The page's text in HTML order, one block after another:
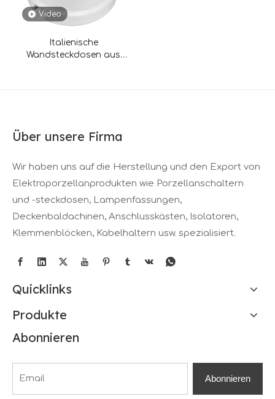
Video
Italienische
Wandsteckdosen aus
Über unsere Firma
Wir haben uns auf die Herstellung und den Export von
Elektroporzellanprodukten wie Porzellanschaltern
und -steckdosen, Lampenfassungen,
Deckenbaldachinen, Anschlusskästen, Isolatoren,
Klemmenblöcken, Kabelhaltern usw. spezialisiert.
Quicklinks
Produkte
Abonnieren
Abonnieren